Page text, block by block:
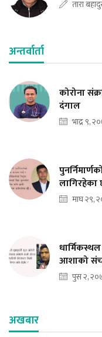
तारा
अन्तर्वार्ता
कोरोना
दंगाल
भाद्र ९,
लागिरहेका
माघ २९,
आशाको
पुस २,
अखबार